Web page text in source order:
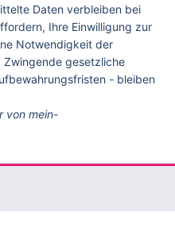
Daten verbleiben bei
Ihre Einwilligung zur
Notwendigkeit der
Zwingende gesetzliche
- bleiben
von mein-